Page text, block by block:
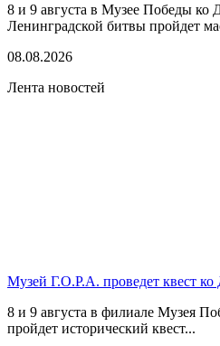
8 и 9 августа в Музее Победы ко
Ленинградской битвы пройдет
08.08.2026
Лента новостей
Музей Г.О.Р.А. проведет квест
8 и 9 августа в филиале Музея
пройдет исторический квест...